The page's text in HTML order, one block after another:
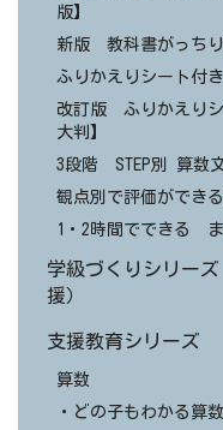
版】
新版 教科書がっちり
ふりかえりシート付
改訂版 ふりかえり
大判】
3段階 STEP別 算数
観点別で評価ができ
1・2時間でできる
学級づくりシリー
援）
支援教育シリーズ
算数
・どの子もわかる算